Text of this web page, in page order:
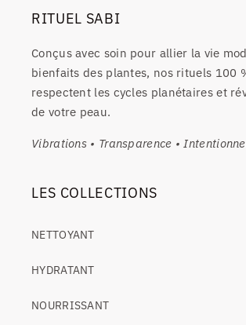
RITUEL SABI
Conçus avec soin pour allier la vie
bienfaits des plantes, nos rituels 100
respectent les cycles planétaires et
de votre peau.
Vibrations • Transparence •
LES COLLECTIONS
NETTOYANT
HYDRATANT
NOURRISSANT